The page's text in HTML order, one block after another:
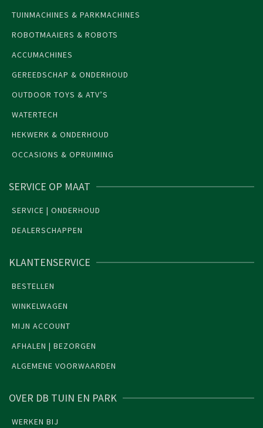
TUINMACHINES & PARKMACHINES
ROBOTMAAIERS & ROBOTS
ACCUMACHINES
GEREEDSCHAP & ONDERHOUD
OUTDOOR TOYS & ATV’S
WATERTECH
HEKWERK & ONDERHOUD
OCCASIONS & OPRUIMING
SERVICE OP MAAT
SERVICE | ONDERHOUD
DEALERSCHAPPEN
KLANTENSERVICE
BESTELLEN
WINKELWAGEN
MIJN ACCOUNT
AFHALEN | BEZORGEN
ALGEMENE VOORWAARDEN
OVER DB TUIN EN PARK
WERKEN BIJ